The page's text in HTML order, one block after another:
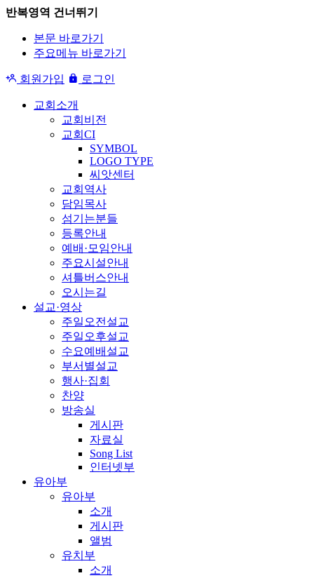
반복영역 건너뛰기
본문 바로가기
주요메뉴 바로가기
회원가입 로그인
교회소개
교회비전
교회CI
SYMBOL
LOGO TYPE
씨앗센터
교회역사
담임목사
섬기는분들
등록안내
예배·모임안내
주요시설안내
셔틀버스안내
오시는길
설교·영상
주일오전설교
주일오후설교
수요예배설교
부서별설교
행사·집회
찬양
방송실
게시판
자료실
Song List
인터넷부
유아부
유아부
소개
게시판
앨범
유치부
소개